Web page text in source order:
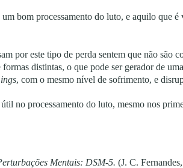
bom processamento do luto, e aquilo que é
por este tipo de perda sentem que não são
distintas, o que pode ser gerador de
, com o mesmo nível de sofrimento, e
no processamento do luto, mesmo nos
Mentais: DSM-5. (J. C.